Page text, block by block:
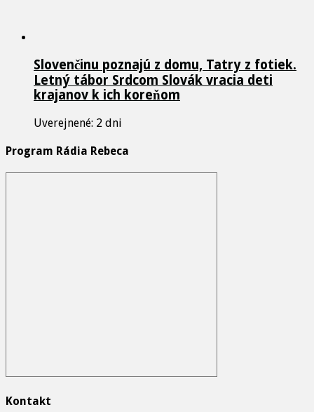
Slovenčinu poznajú z domu, Tatry z fotiek.
Letný tábor Srdcom Slovák vracia deti
krajanov k ich koreňom
Uverejnené: 2 dni
Program Rádia Rebeca
Kontakt